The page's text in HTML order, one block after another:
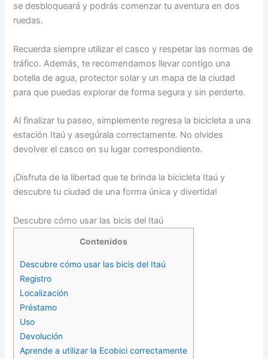
se desbloqueará y podrás comenzar tu aventura en dos
ruedas.
Recuerda siempre utilizar el casco y respetar las normas de
tráfico. Además, te recomendamos llevar contigo una
botella de agua, protector solar y un mapa de la ciudad
para que puedas explorar de forma segura y sin perderte.
Al finalizar tu paseo, simplemente regresa la bicicleta a una
estación Itaú y asegúrala correctamente. No olvides
devolver el casco en su lugar correspondiente.
¡Disfruta de la libertad que te brinda la bicicleta Itaú y
descubre tu ciudad de una forma única y divertida!
Descubre cómo usar las bicis del Itaú
Contenidos
Descubre cómo usar las bicis del Itaú
Registro
Localización
Préstamo
Uso
Devolución
Aprende a utilizar la Ecobici correctamente